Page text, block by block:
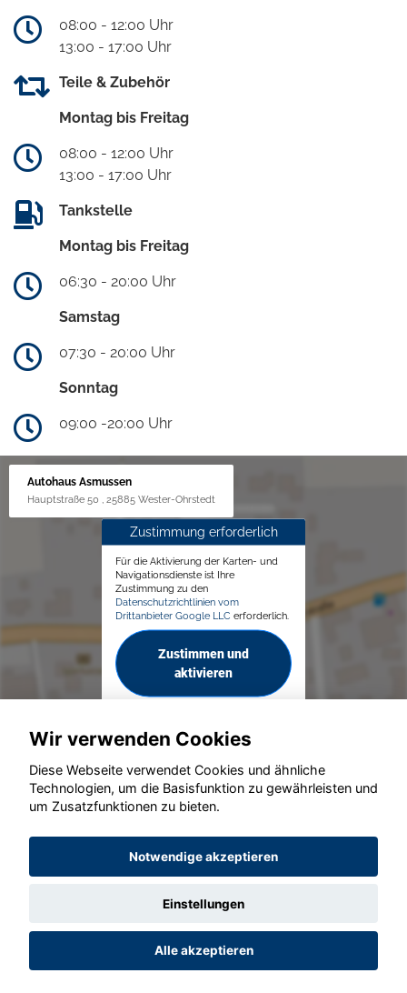
08:00 - 12:00 Uhr
13:00 - 17:00 Uhr
Teile & Zubehör
Montag bis Freitag
08:00 - 12:00 Uhr
13:00 - 17:00 Uhr
Tankstelle
Montag bis Freitag
06:30 - 20:00 Uhr
Samstag
07:30 - 20:00 Uhr
Sonntag
09:00 -20:00 Uhr
Autohaus Asmussen
Hauptstraße 50 , 25885 Wester-Ohrstedt
Zustimmung erforderlich
Für die Aktivierung der Karten- und
Navigationsdienste ist Ihre
Zustimmung zu den
Datenschutzrichtlinien vom
Drittanbieter Google LLC erforderlich.
Zustimmen und
aktivieren
© konjunkturmotor.de GmbH 2020 - 2026
Wir verwenden Cookies
Diese Webseite verwendet Cookies und ähnliche
Technologien, um die Basisfunktion zu gewährleisten und
um Zusatzfunktionen zu bieten.
Notwendige akzeptieren
Einstellungen
Alle akzeptieren